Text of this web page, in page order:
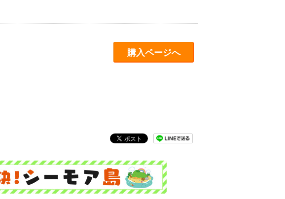
購入ページへ